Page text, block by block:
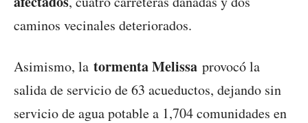
caminos vecinales deteriorados.
Asimismo, la tormenta Melissa provocó la
salida de servicio de 63 acueductos, dejando sin
servicio de agua potable a 1,704 comunidades en